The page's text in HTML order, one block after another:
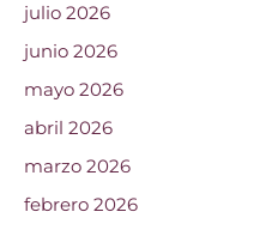
julio 2026
junio 2026
mayo 2026
abril 2026
marzo 2026
febrero 2026